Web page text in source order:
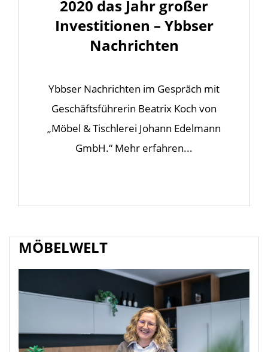
2020 das Jahr großer
Investitionen – Ybbser
Nachrichten
Ybbser Nachrichten im Gespräch mit
Geschäftsführerin Beatrix Koch von
„Möbel & Tischlerei Johann Edelmann
GmbH.“ Mehr erfahren...
MÖBELWELT